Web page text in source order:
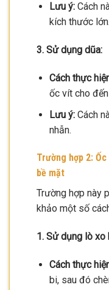
Lưu ý:Cách
kích thước lớn.
3. Sử dụng dũa:
Cách thực
ốc vít cho
Lưu ý:Cách
nhẫn.
Trường hợp 2:
bề mặt
Trường hợp này
khảo một số
1. Sử dụng lò xo
Cách thực
bi, sau đó